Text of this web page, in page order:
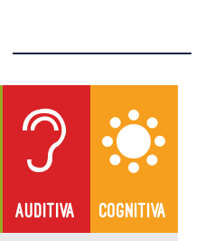
AUDITIVA COGNITIVA